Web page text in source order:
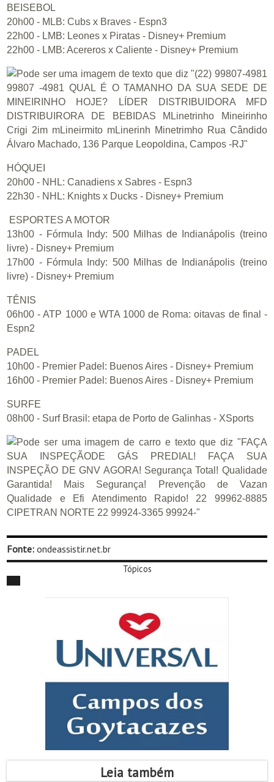
BEISEBOL
20h00 - MLB: Cubs x Braves - Espn3
22h00 - LMB: Leones x Piratas - Disney+ Premium
22h00 - LMB: Acereros x Caliente - Disney+ Premium
HÓQUEI
20h00 - NHL: Canadiens x Sabres - Espn3
22h30 - NHL: Knights x Ducks - Disney+ Premium
ESPORTES A MOTOR
13h00 - Fórmula Indy: 500 Milhas de Indianápolis (treino
livre) - Disney+ Premium
17h00 - Fórmula Indy: 500 Milhas de Indianápolis (treino
livre) - Disney+ Premium
TÊNIS
06h00 - ATP 1000 e WTA 1000 de Roma: oitavas de final -
Espn2
PADEL
10h00 - Premier Padel: Buenos Aires - Disney+ Premium
16h00 - Premier Padel: Buenos Aires - Disney+ Premium
SURFE
08h00 - Surf Brasil: etapa de Porto de Galinhas - XSports
Fonte: ondeassistir.net.br
Tópicos
Leia também